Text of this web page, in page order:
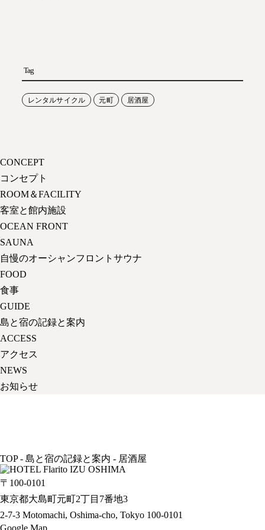
Tag
レンタルサイクル 元町 居酒屋
CONCEPT
コンセプト
ROOM＆FACILITY
客室と館内施設
OCEAN FRONT
SAUNA
自慢のオーシャンフロントサウナ
FOOD
食事
GUIDE
島と宿の記録と案内
ACCESS
アクセス
NEWS
お知らせ
TOP - 島と宿の記録と案内 - 居酒屋
〒100-0101
東京都大島町元町2丁目7番地3
2-7-3 Motomachi, Oshima-cho, Tokyo 100-0101
Google Map